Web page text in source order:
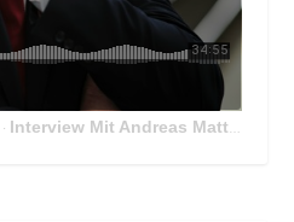
· Interview Mit Andreas Matthä, CEO der ÖBB Holding